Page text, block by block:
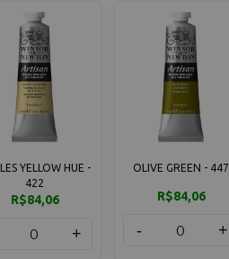
YELLOW HUE -
422
R$84,06
+
OLIVE GREEN - 447
R$84,06
- +